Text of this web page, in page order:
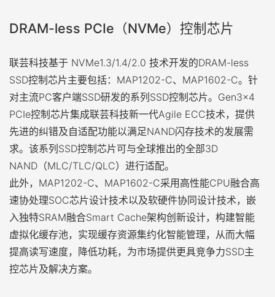
DRAM-less PCIe（NVMe）控制芯片
联芸科技基于 NVMe1.3/1.4/2.0 技术开发的DRAM-less
SSD控制芯片主要包括：MAP1202-C、MAP1602-C。针
对主流PC客户端SSD研发的系列SSD控制芯片。Gen3x4
PCIe控制芯片集成联芸科技新一代Agile ECC技术，提供
先进的纠错及自适配功能以满足NAND闪存技术的发展需
求。该系列SSD控制芯片可与全球推出的全部3D
NAND（MLC/TLC/QLC）进行适配。
此外，MAP1202-C、MAP1602-C采用高性能CPU融合高
速协处理SOC芯片设计技术以及软硬件协同设计技术，嵌
入独特SRAM融合Smart Cache架构创新设计，构建智能
虚拟化缓存池，实现缓存资源集约化智能管理，从而大幅
提高读写速度，降低功耗，为市场提供更具竞争力SSD主
控芯片及解决方案。